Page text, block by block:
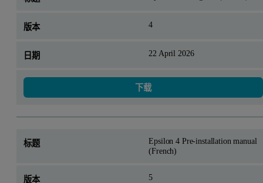
4
22 April 2026
下载
Epsilon 4 Pre-installation manual
(French)
5